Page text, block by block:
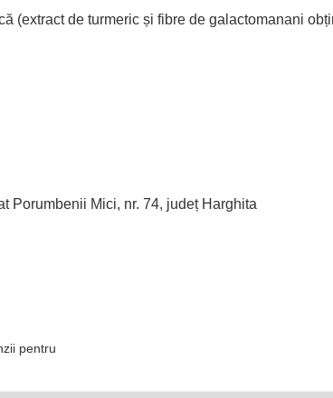
(extract de turmeric și fibre de galactomanani
Porumbenii Mici, nr. 74, județ Harghita
pentru